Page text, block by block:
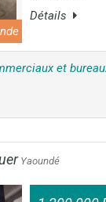
Détails
et
Yaoundé